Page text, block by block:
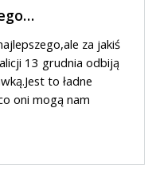
za jakiś
13 grudnia odbiją
to ładne
oni mogą nam